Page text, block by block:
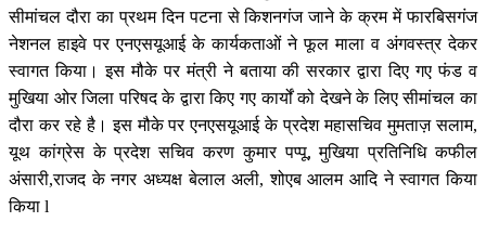
सीमांचल दौरा का प्रथम दिन पटना से किशनगंज जाने के क्रम में फारबिसगंज
नेशनल हाइवे पर एनएसयूआई के कार्यकताओं ने फूल माला व अंगवस्त्र देकर
स्वागत किया। इस मौके पर मंत्री ने बताया की सरकार द्वारा दिए गए फंड व
मुखिया ओर जिला परिषद के द्वारा किए गए कार्यों को देखने के लिए सीमांचल का
दौरा कर रहे है। इस मौके पर एनएसयूआई के प्रदेश महासचिव मुमताज़ सलाम,
यूथ कांग्रेस के प्रदेश सचिव करण कुमार पप्पू, मुखिया प्रतिनिधि कफील
अंसारी,राजद के नगर अध्यक्ष बेलाल अली, शोएब आलम आदि ने स्वागत किया
किया l